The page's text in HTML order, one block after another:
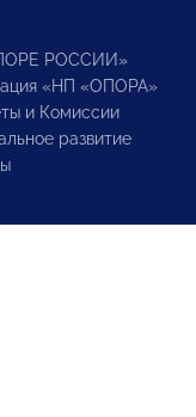
РОССИИ»
«НП «ОПОРА»
и Комиссии
развитие